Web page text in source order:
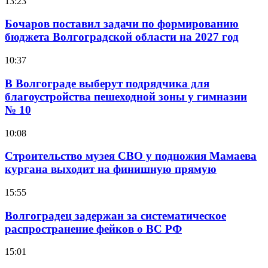
Бочаров поставил задачи по формированию
бюджета Волгоградской области на 2027 год
10:37
В Волгограде выберут подрядчика для
благоустройства пешеходной зоны у гимназии
№ 10
10:08
Строительство музея СВО у подножия Мамаева
кургана выходит на финишную прямую
15:55
Волгоградец задержан за систематическое
распространение фейков о ВС РФ
15:01